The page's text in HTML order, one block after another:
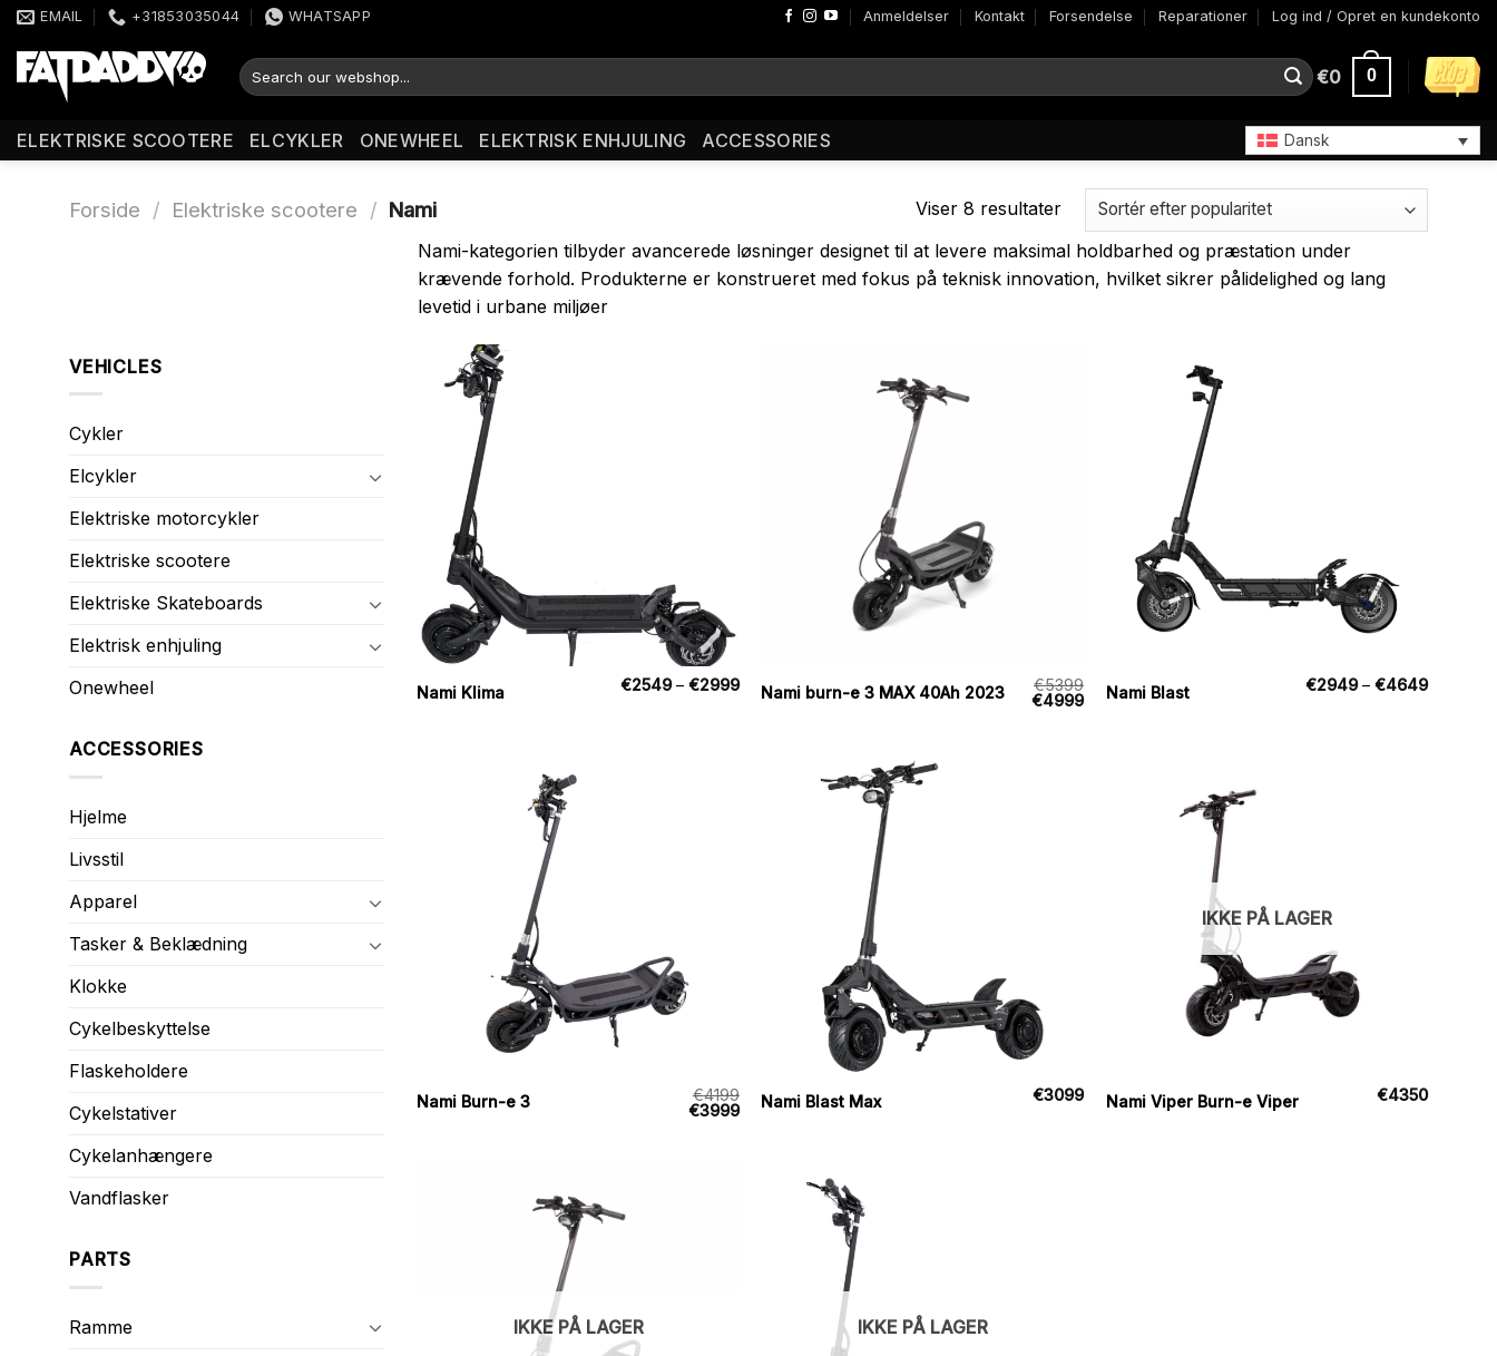
Fortsæt
indhold
EMAIL +31853035044 WHATSAPP Anmeldelser Kontakt Forsendelse Reparationer Log ind / Opret en kundekonto
Søg
efter:
€0 0
ELEKTRISKE SCOOTERE ELCYKLER ONEWHEEL ELEKTRISK ENHJULING ACCESSORIES Dansk
Forside / Elektriske scootere / Nami Viser 8 resultaterSorteret
efter
popularitet
VEHICLES
Cykler
Elcykler
Elektriske motorcykler
Elektriske scootere
Elektriske Skateboards
Elektrisk enhjuling
Onewheel
ACCESSORIES
Hjelme
Livsstil
Apparel
Tasker & Beklædning
Klokke
Cykelbeskyttelse
Flaskeholdere
Cykelstativer
Cykelanhængere
Vandflasker
PARTS
Ramme
Nami-kategorien tilbyder avancerede løsninger designet til at levere maksimal holdbarhed og præstation under
krævende forhold. Produkterne er konstrueret med fokus på teknisk innovation, hvilket sikrer pålidelighed og lang
levetid i urbane miljøer
Nami Klima €2549 – €2999Prisinterval:
€2549
Nami burn-e 3 MAX 40Ah 2023 €5399
Den
€4999DenNami Blast €2949 – €4649
Nami Burn-e 3 €4199
Den
€3999DenNami Blast Max €3099
IKKE PÅ LAGER
Nami Viper Burn-e Viper €4350
IKKE PÅ LAGER IKKE PÅ LAGER